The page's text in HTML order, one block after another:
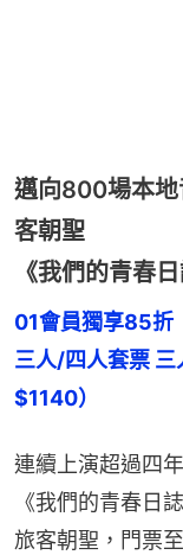
邁向800場本地
客朝聖
《我們的青春日
01會員獨享85折
三人/四人套票
$1140）
連續上演超過四
《我們的青春日
旅客朝聖，門票